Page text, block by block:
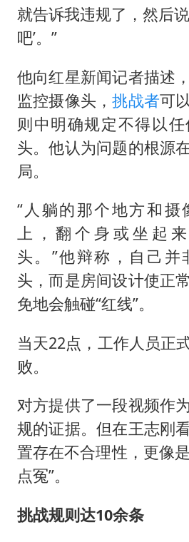
就告诉我违规了，然后
吧’。”
他向红星新闻记者描述
监控摄像头，挑战者可
则中明确规定不得以
头。他认为问题的根源
局。
“人躺的那个地方和摄
上，翻个身或坐起
头。”他辩称，自己并
头，而是房间设计使正
免地会触碰“红线”。
当天22点，工作人员正
败。
对方提供了一段视频作
规的证据。但在王志刚
置存在不合理性，更像
点冤”。
挑战规则达10余条